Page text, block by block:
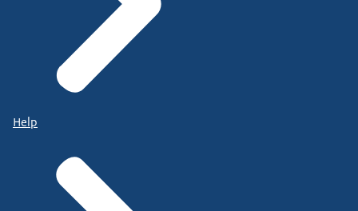
Help